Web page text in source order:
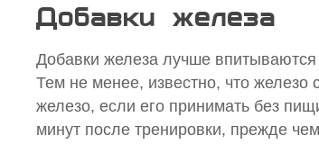
Добавки железа
Добавки железа лучше
Тем не менее, известно, что железо
железо, если его принимать без
минут после тренировки, прежде